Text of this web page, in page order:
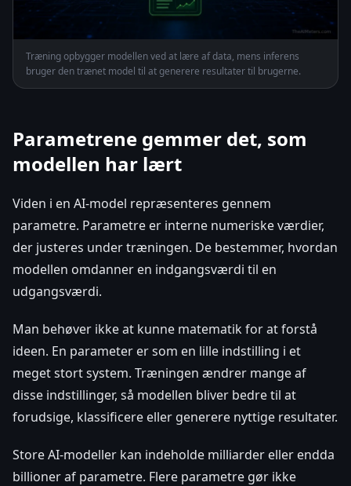
Træning opbygger modellen ved at lære af data, mens inferens
bruger den trænet model til at generere resultater til brugerne.
Parametrene gemmer det, som
modellen har lært
Viden i en AI-model repræsenteres gennem
parametre. Parametre er interne numeriske værdier,
der justeres under træningen. De bestemmer, hvordan
modellen omdanner en indgangsværdi til en
udgangsværdi.
Man behøver ikke at kunne matematik for at forstå
ideen. En parameter er som en lille indstilling i et
meget stort system. Træningen ændrer mange af
disse indstillinger, så modellen bliver bedre til at
forudsige, klassificere eller generere nyttige resultater.
Store AI-modeller kan indeholde milliarder eller endda
billioner af parametre. Flere parametre gør ikke